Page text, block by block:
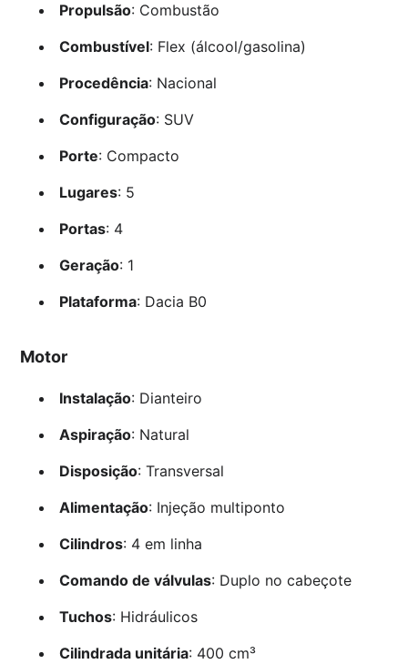
Propulsão: Combustão
Combustível: Flex (álcool/gasolina)
Procedência: Nacional
Configuração: SUV
Porte: Compacto
Lugares: 5
Portas: 4
Geração: 1
Plataforma: Dacia B0
Motor
Instalação: Dianteiro
Aspiração: Natural
Disposição: Transversal
Alimentação: Injeção multiponto
Cilindros: 4 em linha
Comando de válvulas: Duplo no cabeçote
Tuchos: Hidráulicos
Cilindrada unitária: 400 cm³